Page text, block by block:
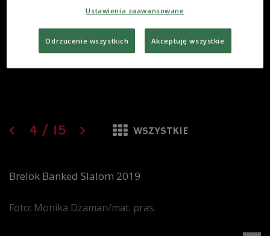
4 / 15 WSZYSTKIE
Brelok Banked Slalom 2019
Foto: Monika Dżaman/mat. pras.
Ustawienia zaawansowane
Odrzucenie wszystkich Akceptuję wszystkie